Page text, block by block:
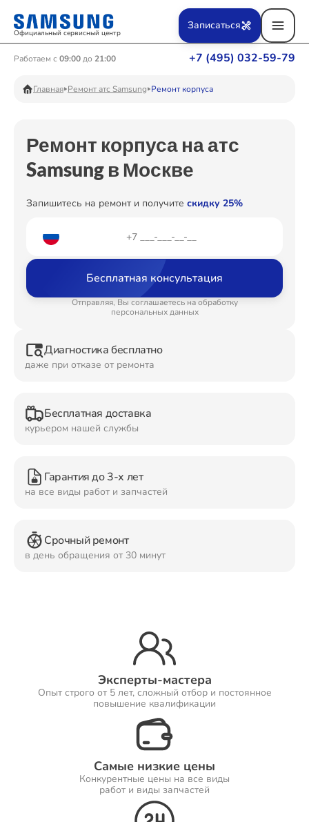
Официальный сервисный центр
+7 (495) 032-59-79
Работаем с 09:00до 21:00
Записаться
Главная Ремонт атс Samsung Ремонт корпуса
Ремонт корпуса на атс
Samsung в Москве
Запишитесь на ремонт и получите скидку 25%
Бесплатная консультация
Отправляя, Вы соглашаетесь на обработку
персональных данных
Диагностика бесплатно
даже при отказе от ремонта
Бесплатная доставка
курьером нашей службы
Гарантия до 3-х лет
на все виды работ и запчастей
Срочный ремонт
в день обращения от 30 минут
Эксперты-мастера
Опыт строго от 5 лет, сложный отбор и постоянное
повышение квалификации
Самые низкие цены
Конкурентные цены на все виды
работ и виды запчастей
Ремонт Вертикальных пылесосов
Ремонт Телевизоров
Ремонт Пылесосов
Ремонт Проекторов
Ремонт Принтеров
Ремонт Саундбаров
Ремонт VR систем